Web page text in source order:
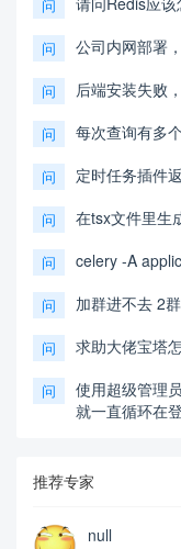
问
问 公司内网部署
问 后端安装失败
问 每次查询有多
问 定时任务插件
问 在tsx文件里生
问 celery -A
问 加群进不去 2
问 求助大佬宝塔
问
使用超级管理
就一直循环在
推荐专家
null